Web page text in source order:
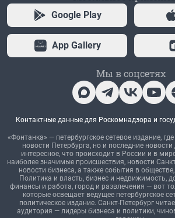
Google Play
App Gallery
Мы в соцсетях
Контактные данные для Роскомнадзора и
«Фонтанка» — петербургское сетевое издание,
новости Петербурга, но и последние
интересное, что происходит в России и в
наиболее значимые происшествия, новости
новости бизнеса, а также события в обществе,
Политика и власть, бизнес и недвижимость,
финансы и работа, город и развлечения — вот
которые освещает ведущее петербургское
политическое издание. Санкт-Петербург
аудитория — лидеры бизнеса и политики,